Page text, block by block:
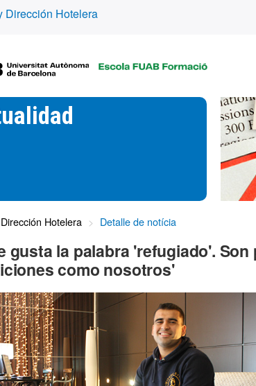
Dirección Hotelera
B
Hotelera Detalle de notícia
gusta la palabra 'refugiado'.
como nosotros'